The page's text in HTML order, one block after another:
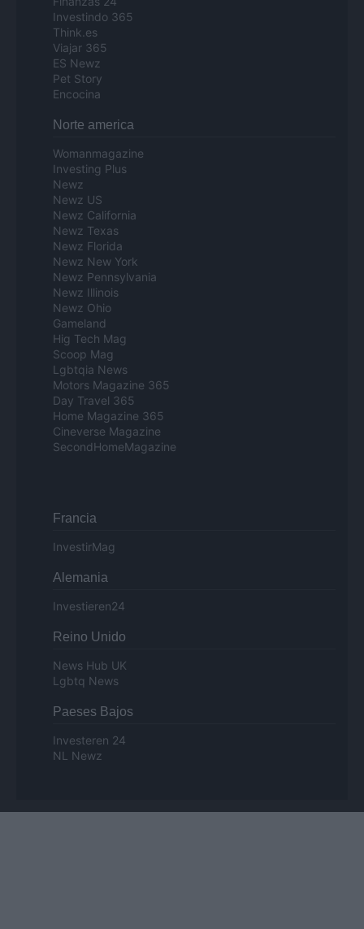
Investindo 365
Think.es
Viajar 365
ES Newz
Pet Story
Encocina
Norte america
Womanmagazine
Investing Plus
Newz
Newz US
Newz California
Newz Texas
Newz Florida
Newz New York
Newz Pennsylvania
Newz Illinois
Newz Ohio
Gameland
Hig Tech Mag
Scoop Mag
Lgbtqia News
Motors Magazine 365
Day Travel 365
Home Magazine 365
Cineverse Magazine
SecondHomeMagazine
Francia
InvestirMag
Alemania
Investieren24
Reino Unido
News Hub UK
Lgbtq News
Paeses Bajos
Investeren 24
NL Newz